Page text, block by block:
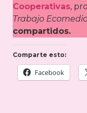
Cooperativas,
Trabajo
compartidos.
Comparte esto:
Facebook